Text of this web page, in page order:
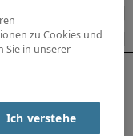
zu Cookies und
Sie in unserer
Ich verstehe